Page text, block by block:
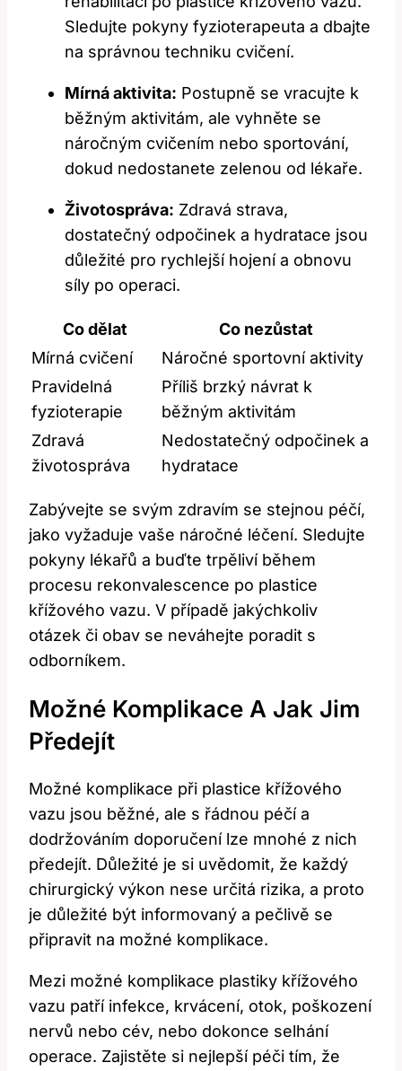
Sledujte pokyny fyzioterapeuta a dbajte
na správnou techniku cvičení.
Mírná aktivita: Postupně se vracujte k
běžným aktivitám, ale vyhněte se
náročným cvičením nebo sportování,
dokud nedostanete zelenou od lékaře.
Životospráva: Zdravá strava,
dostatečný odpočinek a hydratace jsou
důležité pro rychlejší hojení a obnovu
síly po operaci.
Co dělat
Co nezůstat
Mírná cvičení
Náročné sportovní aktivity
Pravidelná
fyzioterapie
Příliš brzký návrat k
běžným aktivitám
Zdravá
životospráva
Nedostatečný odpočinek a
hydratace
Zabývejte se svým zdravím se stejnou péčí,
jako vyžaduje vaše náročné léčení. Sledujte
pokyny lékařů a buďte trpěliví během
procesu rekonvalescence po plastice
křížového vazu. V případě jakýchkoliv
otázek či obav se neváhejte poradit s
odborníkem.
Možné Komplikace A Jak Jim
Předejít
Možné komplikace při plastice křížového
vazu jsou běžné, ale s řádnou péčí a
dodržováním doporučení lze mnohé z nich
předejít. Důležité je si uvědomit, že každý
chirurgický výkon nese určitá rizika, a proto
je důležité být informovaný a pečlivě se
připravit na možné komplikace.
Mezi možné komplikace plastiky křížového
vazu patří infekce, krvácení, otok, poškození
nervů nebo cév, nebo dokonce selhání
operace. Zajistěte si nejlepší péči tím, že